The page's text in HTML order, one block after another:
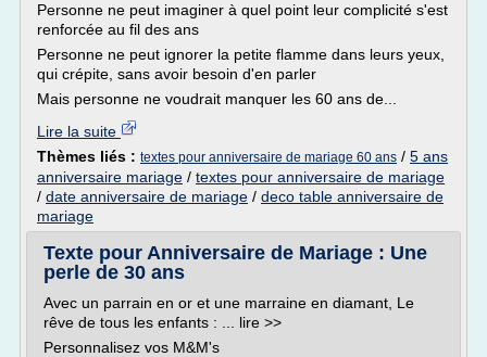
Personne ne peut imaginer à quel point leur complicité s'est
renforcée au fil des ans
Personne ne peut ignorer la petite flamme dans leurs yeux,
qui crépite, sans avoir besoin d'en parler
Mais personne ne voudrait manquer les 60 ans de...
Lire la suite
Thèmes liés : textes pour anniversaire de mariage 60 ans / 5 ans
anniversaire mariage / textes pour anniversaire de mariage
/ date anniversaire de mariage / deco table anniversaire de
mariage
Texte pour Anniversaire de Mariage : Une
perle de 30 ans
Avec un parrain en or et une marraine en diamant, Le
rêve de tous les enfants : ... lire >>
Personnalisez vos M&M's